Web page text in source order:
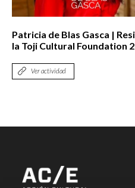
Patricia de Blas Gasca |
la Toji Cultural Foundation
Ver actividad